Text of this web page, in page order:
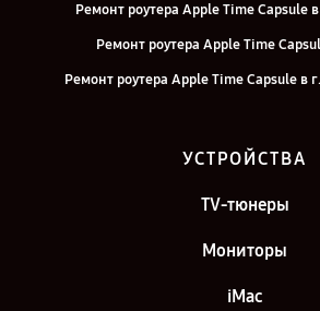
Ремонт роутера Apple Time Capsule
Ремонт роутера Apple Time
Ремонт роутера Apple Time Capsule в
УСТРОЙСТВА
TV-тюнеры
Мониторы
iMac